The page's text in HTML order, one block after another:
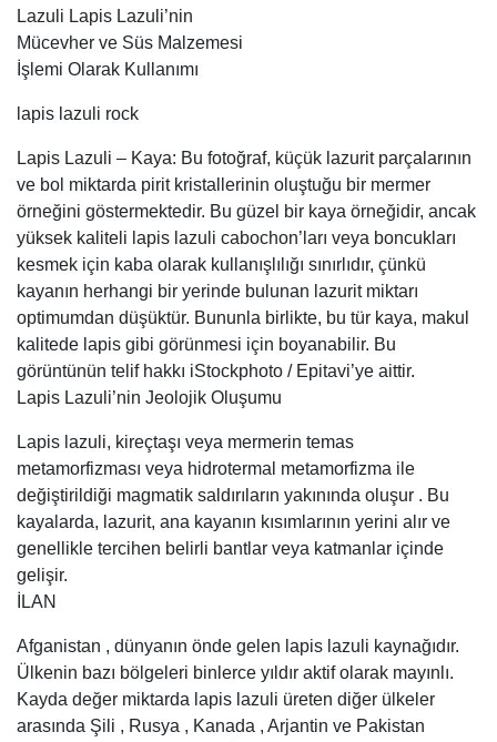
Lazuli Lapis Lazuli’nin
Mücevher ve Süs Malzemesi
İşlemi Olarak Kullanımı
lapis lazuli rock
Lapis Lazuli – Kaya: Bu fotoğraf, küçük lazurit parçalarının
ve bol miktarda pirit kristallerinin oluştuğu bir mermer
örneğini göstermektedir. Bu güzel bir kaya örneğidir, ancak
yüksek kaliteli lapis lazuli cabochon’ları veya boncukları
kesmek için kaba olarak kullanışlılığı sınırlıdır, çünkü
kayanın herhangi bir yerinde bulunan lazurit miktarı
optimumdan düşüktür. Bununla birlikte, bu tür kaya, makul
kalitede lapis gibi görünmesi için boyanabilir. Bu
görüntünün telif hakkı iStockphoto / Epitavi’ye aittir.
Lapis Lazuli’nin Jeolojik Oluşumu
Lapis lazuli, kireçtaşı veya mermerin temas
metamorfizması veya hidrotermal metamorfizma ile
değiştirildiği magmatik saldırıların yakınında oluşur . Bu
kayalarda, lazurit, ana kayanın kısımlarının yerini alır ve
genellikle tercihen belirli bantlar veya katmanlar içinde
gelişir.
İLAN
Afganistan , dünyanın önde gelen lapis lazuli kaynağıdır.
Ülkenin bazı bölgeleri binlerce yıldır aktif olarak mayınlı.
Kayda değer miktarda lapis lazuli üreten diğer ülkeler
arasında Şili , Rusya , Kanada , Arjantin ve Pakistan